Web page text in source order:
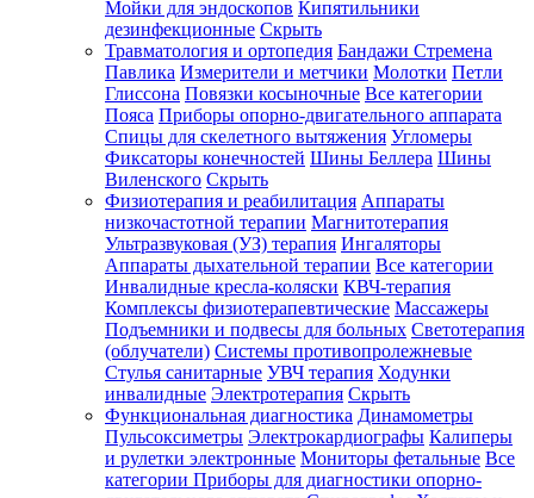
Мойки для эндоскопов Кипятильники
дезинфекционные Скрыть
Травматология и ортопедия Бандажи Стремена
Павлика Измерители и метчики Молотки Петли
Глиссона Повязки косыночные Все категории
Пояса Приборы опорно-двигательного аппарата
Спицы для скелетного вытяжения Угломеры
Фиксаторы конечностей Шины Беллера Шины
Виленского Скрыть
Физиотерапия и реабилитация Аппараты
низкочастотной терапии Магнитотерапия
Ультразвуковая (УЗ) терапия Ингаляторы
Аппараты дыхательной терапии Все категории
Инвалидные кресла-коляски КВЧ-терапия
Комплексы физиотерапевтические Массажеры
Подъемники и подвесы для больных Светотерапия
(облучатели) Системы противопролежневые
Стулья санитарные УВЧ терапия Ходунки
инвалидные Электротерапия Скрыть
Функциональная диагностика Динамометры
Пульсоксиметры Электрокардиографы Калиперы
и рулетки электронные Мониторы фетальные Все
категории Приборы для диагностики опорно-